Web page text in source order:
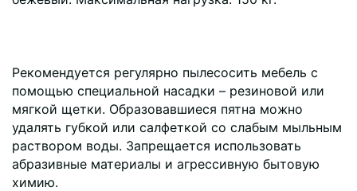
Рекомендуется регулярно пылесосить мебель с
помощью специальной насадки – резиновой или
мягкой щетки. Образовавшиеся пятна можно
удалять губкой или салфеткой со слабым мыльным
раствором воды. Запрещается использовать
абразивные материалы и агрессивную бытовую
химию.